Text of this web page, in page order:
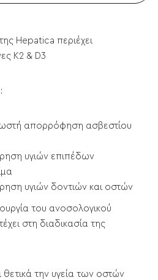
Hepatica περιέχει
K2 & D3
:
απορρόφηση ασβεστίου
υγιών επιπέδων
υγιών δοντιών και οστών
του ανοσολογικού
στη διαδικασία της
θετικά την υγεία των οστών